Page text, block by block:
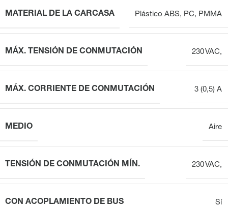
MATERIAL DE LA CARCASA Plástico ABS, PC, PMMA
MÁX. TENSIÓN DE CONMUTACIÓN 230 VAC,
MÁX. CORRIENTE DE CONMUTACIÓN 3 (0,5) A
MEDIO Aire
TENSIÓN DE CONMUTACIÓN MÍN. 230 VAC,
CON ACOPLAMIENTO DE BUS Sí